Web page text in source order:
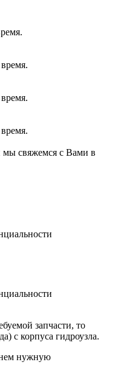
свяжемся с Вами в
запчасти, то
с корпуса гидроузла.
нужную